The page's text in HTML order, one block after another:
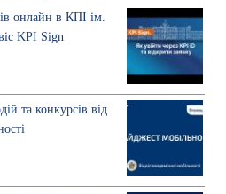
онлайн в КПІ ім.
KPI Sign
та конкурсів від